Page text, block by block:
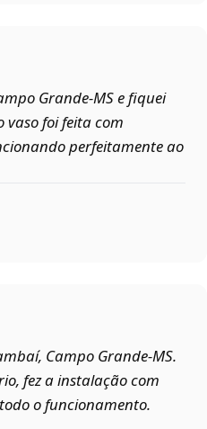
Grande‑MS e fiquei
vaso foi feita com
perfeitamente ao
Campo Grande‑MS.
fez a instalação com
o funcionamento.